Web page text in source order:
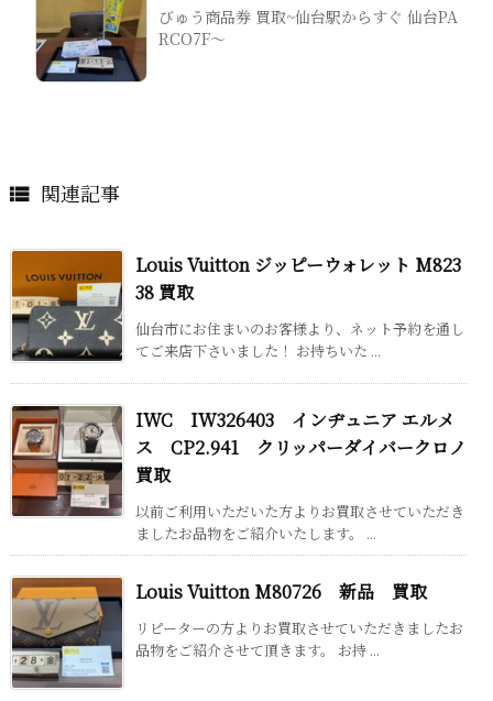
びゅう商品券 買取~仙台駅からすぐ 仙台PA
RCO7F～
 関連記事
Louis Vuitton ジッピーウォレット M823
38 買取
仙台市にお住まいのお客様より、ネット予約を通し
てご来店下さいました！ お持ちいた ...
IWC IW326403 インヂュニア エルメ
ス CP2.941 クリッパーダイバークロノ
買取
以前ご利用いただいた方よりお買取させていただき
ましたお品物をご紹介いたします。 ...
Louis Vuitton M80726 新品 買取
リピーターの方よりお買取させていただきましたお
品物をご紹介させて頂きます。 お持 ...